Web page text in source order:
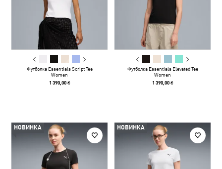
Футболка Essentials Script Tee
Women
1 390,00 ₴
Футболка Essentials Elevated Tee
Women
1 390,00 ₴
НОВИНКА НОВИНКА